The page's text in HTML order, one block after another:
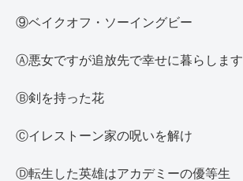
⑨ベイクオフ・ソーイングビー
Ⓐ悪女ですが追放先で幸せに暮らします
Ⓑ剣を持った花
Ⓒイレストーン家の呪いを解け
Ⓓ転生した英雄はアカデミーの優等生